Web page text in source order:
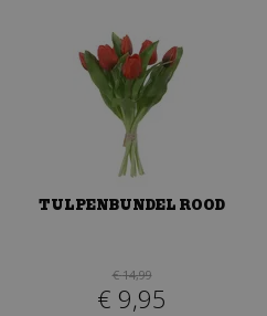
TULPENBUNDEL ROOD
€ 14,99
€ 9,95